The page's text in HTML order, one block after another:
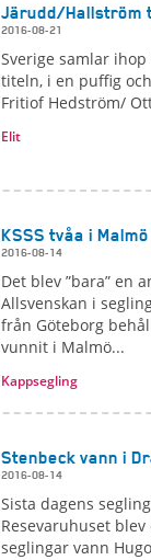
Järudd/Hallström
2016-08-21
Sverige samlar
titeln, i en puffig
Fritiof Hedström/
Elit
KSSS tvåa i Malmö
2016-08-14
Det blev ”bara” en
Allsvenskan i
från Göteborg
vunnit i Malmö...
Kappsegling
Stenbeck vann i
2016-08-14
Sista dagens
Resevaruhuset
seglingar vann